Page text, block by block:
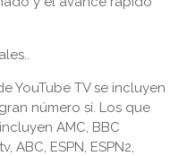
YouTube TV se incluyen
número sí. Los que
AMC, BBC
ABC, ESPN, ESPN2,